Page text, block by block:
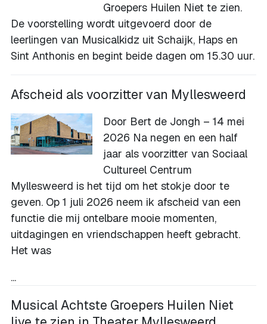
Groepers Huilen Niet te zien.
De voorstelling wordt uitgevoerd door de
leerlingen van Musicalkidz uit Schaijk, Haps en
Sint Anthonis en begint beide dagen om 15.30 uur.
Afscheid als voorzitter van Myllesweerd
Door Bert de Jongh – 14 mei
2026 Na negen en een half
jaar als voorzitter van Sociaal
Cultureel Centrum
Myllesweerd is het tijd om het stokje door te
geven. Op 1 juli 2026 neem ik afscheid van een
functie die mij ontelbare mooie momenten,
uitdagingen en vriendschappen heeft gebracht.
Het was
...
Musical Achtste Groepers Huilen Niet